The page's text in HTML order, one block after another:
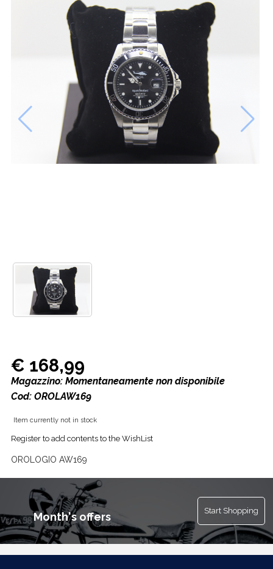
€ 168,99
Magazzino: Momentaneamente non disponibile
Cod: OROLAW169
Item currently not in stock
Register to add contents to the WishList
OROLOGIO AW169
Month's offers Start Shopping